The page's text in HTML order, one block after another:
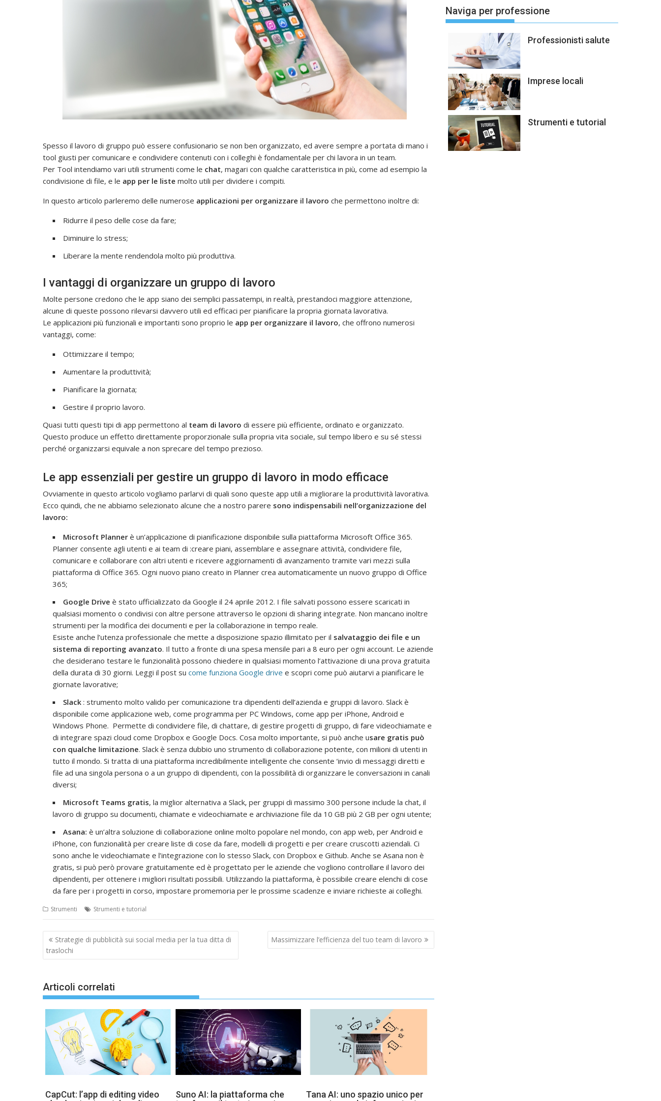
Spesso il lavoro di gruppo può essere confusionario se non ben organizzato, ed avere sempre a portata di mano i
tool giusti per comunicare e condividere contenuti con i colleghi è fondamentale per chi lavora in un team.
Per Tool intendiamo vari utili strumenti come le chat, magari con qualche caratteristica in più, come ad esempio la
condivisione di file, e le app per le liste molto utili per dividere i compiti.
In questo articolo parleremo delle numerose applicazioni per organizzare il lavoro che permettono inoltre di:
Ridurre il peso delle cose da fare;
Diminuire lo stress;
Liberare la mente rendendola molto più produttiva.
I vantaggi di organizzare un gruppo di lavoro
Molte persone credono che le app siano dei semplici passatempi, in realtà, prestandoci maggiore attenzione,
alcune di queste possono rilevarsi davvero utili ed efficaci per pianificare la propria giornata lavorativa.
Le applicazioni più funzionali e importanti sono proprio le app per organizzare il lavoro, che offrono numerosi
vantaggi, come:
Ottimizzare il tempo;
Aumentare la produttività;
Pianificare la giornata;
Gestire il proprio lavoro.
Quasi tutti questi tipi di app permettono al team di lavoro di essere più efficiente, ordinato e organizzato.
Questo produce un effetto direttamente proporzionale sulla propria vita sociale, sul tempo libero e su sé stessi
perché organizzarsi equivale a non sprecare del tempo prezioso.
Le app essenziali per gestire un gruppo di lavoro in modo efficace
Ovviamente in questo articolo vogliamo parlarvi di quali sono queste app utili a migliorare la produttività lavorativa.
Ecco quindi, che ne abbiamo selezionato alcune che a nostro parere sono indispensabili nell’organizzazione del
lavoro:
Microsoft Planner è un’applicazione di pianificazione disponibile sulla piattaforma Microsoft Office 365.
Planner consente agli utenti e ai team di :creare piani, assemblare e assegnare attività, condividere file,
comunicare e collaborare con altri utenti e ricevere aggiornamenti di avanzamento tramite vari mezzi sulla
piattaforma di Office 365. Ogni nuovo piano creato in Planner crea automaticamente un nuovo gruppo di Office
365;
Google Drive è stato ufficializzato da Google il 24 aprile 2012. I file salvati possono essere scaricati in
qualsiasi momento o condivisi con altre persone attraverso le opzioni di sharing integrate. Non mancano inoltre
strumenti per la modifica dei documenti e per la collaborazione in tempo reale.
Esiste anche l’utenza professionale che mette a disposizione spazio illimitato per il salvataggio dei file e un
sistema di reporting avanzato. Il tutto a fronte di una spesa mensile pari a 8 euro per ogni account. Le aziende
che desiderano testare le funzionalità possono chiedere in qualsiasi momento l’attivazione di una prova gratuita
della durata di 30 giorni. Leggi il post su come funziona Google drive e scopri come può aiutarvi a pianificare le
giornate lavorative;
Slack : strumento molto valido per comunicazione tra dipendenti dell’azienda e gruppi di lavoro. Slack è
disponibile come applicazione web, come programma per PC Windows, come app per iPhone, Android e
Windows Phone. Permette di condividere file, di chattare, di gestire progetti di gruppo, di fare videochiamate e
di integrare spazi cloud come Dropbox e Google Docs. Cosa molto importante, si può anche usare gratis può
con qualche limitazione. Slack è senza dubbio uno strumento di collaborazione potente, con milioni di utenti in
tutto il mondo. Si tratta di una piattaforma incredibilmente intelligente che consente ‘invio di messaggi diretti e
file ad una singola persona o a un gruppo di dipendenti, con la possibilità di organizzare le conversazioni in canali
diversi;
Microsoft Teams gratis, la miglior alternativa a Slack, per gruppi di massimo 300 persone include la chat, il
lavoro di gruppo su documenti, chiamate e videochiamate e archiviazione file da 10 GB più 2 GB per ogni utente;
Asana: è un’altra soluzione di collaborazione online molto popolare nel mondo, con app web, per Android e
iPhone, con funzionalità per creare liste di cose da fare, modelli di progetti e per creare cruscotti aziendali. Ci
sono anche le videochiamate e l’integrazione con lo stesso Slack, con Dropbox e Github. Anche se Asana non è
gratis, si può però provare gratuitamente ed è progettato per le aziende che vogliono controllare il lavoro dei
dipendenti, per ottenere i migliori risultati possibili. Utilizzando la piattaforma, è possibile creare elenchi di cose
da fare per i progetti in corso, impostare promemoria per le prossime scadenze e inviare richieste ai colleghi.
Strumenti Strumenti e tutorial
Navigazione
articoli
Strategie di pubblicità sui social media per la tua ditta di
traslochi
Massimizzare l’efficienza del tuo team di lavoro
Articoli correlati
CapCut: l’app di editing video
Suno AI: la piattaforma che
Tana AI: uno spazio unico per
Naviga per professione
Professionisti salute
Imprese locali
Strumenti e tutorial